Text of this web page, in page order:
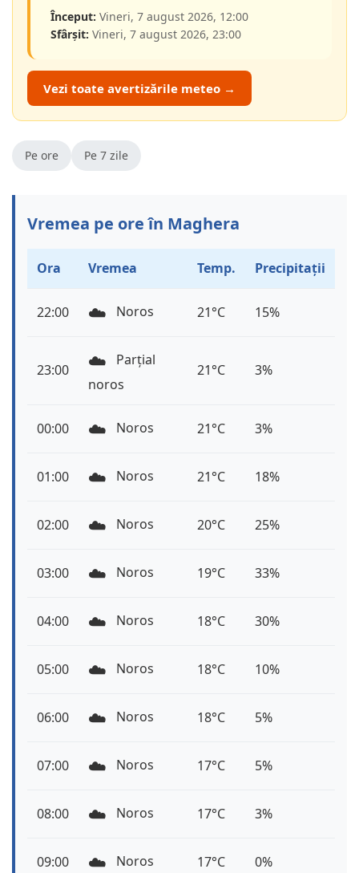
Început: Vineri, 7 august 2026, 12:00
Sfârșit: Vineri, 7 august 2026, 23:00
Vezi toate avertizările meteo →
Pe ore Pe 7 zile
Vremea pe ore în Maghera
Ora Vremea Temp. Precipitații
22:00 ☁️ Noros 21°C 15%
23:00 ☁️
Parțial
noros
21°C 3%
00:00 ☁️ Noros 21°C 3%
01:00 ☁️ Noros 21°C 18%
02:00 ☁️ Noros 20°C 25%
03:00 ☁️ Noros 19°C 33%
04:00 ☁️ Noros 18°C 30%
05:00 ☁️ Noros 18°C 10%
06:00 ☁️ Noros 18°C 5%
07:00 ☁️ Noros 17°C 5%
08:00 ☁️ Noros 17°C 3%
09:00 ☁️ Noros 17°C 0%